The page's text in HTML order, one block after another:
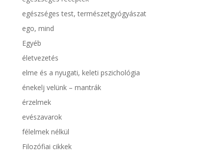
egészséges test, természetgyógyászat
ego, mind
Egyéb
életvezetés
elme és a nyugati, keleti pszichológia
énekelj velünk – mantrák
érzelmek
evészavarok
félelmek nélkül
Filozófiai cikkek